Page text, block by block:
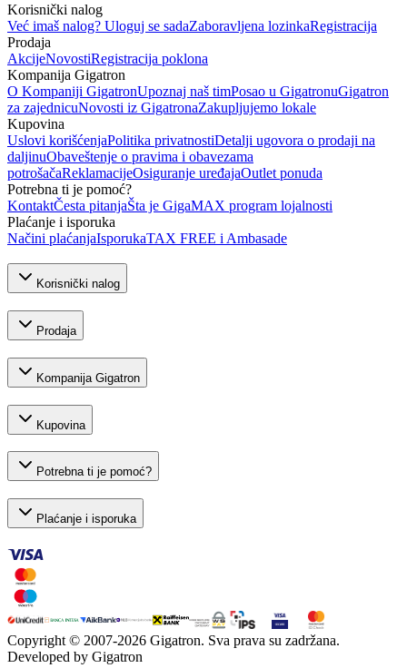
Korisnički nalog
Već imaš nalog? Uloguj se sadaZaboravljena lozinkaRegistracija
Prodaja
AkcijeNovostiRegistracija poklona
Kompanija Gigatron
O Kompaniji GigatronUpoznaj naš timPosao u GigatronuGigatron
za zajednicuNovosti iz GigatronaZakupljujemo lokale
Kupovina
Uslovi korišćenjaPolitika privatnostiDetalji ugovora o prodaji na
daljinuObaveštenje o pravima i obavezama
potrošačaReklamacijeOsiguranje uređajaOutlet ponuda
Potrebna ti je pomoć?
KontaktČesta pitanjaŠta je GigaMAX program lojalnosti
Plaćanje i isporuka
Načini plaćanjaIsporukaTAX FREE i Ambasade
Korisnički nalog
Prodaja
Kompanija Gigatron
Kupovina
Potrebna ti je pomoć?
Plaćanje i isporuka
Copyright © 2007-2026 Gigatron. Sva prava su zadržana.
Developed by Gigatron